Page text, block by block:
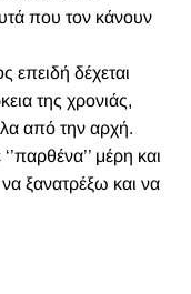
που τον κάνουν
επειδή δέχεται
της χρονιάς,
από την αρχή.
μέρη και
ξανατρέξω και να